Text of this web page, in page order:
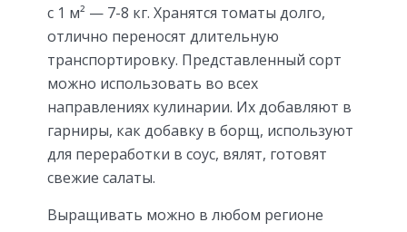
с 1 м² — 7-8 кг. Хранятся томаты долго,
отлично переносят длительную
транспортировку. Представленный сорт
можно использовать во всех
направлениях кулинарии. Их добавляют в
гарниры, как добавку в борщ, используют
для переработки в соус, вялят, готовят
свежие салаты.
Выращивать можно в любом регионе